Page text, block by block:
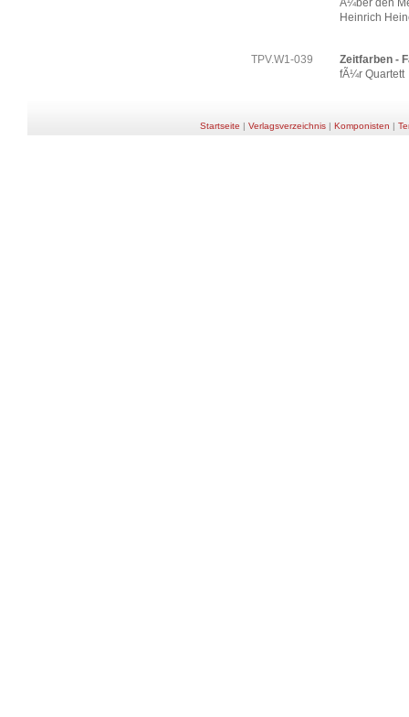
Ã¼ber den
Heinrich
TPV.W1-039
Zeitfarben -
fÃ¼r Quartett
Startseite | Verlagsverzeichnis| Komponisten |